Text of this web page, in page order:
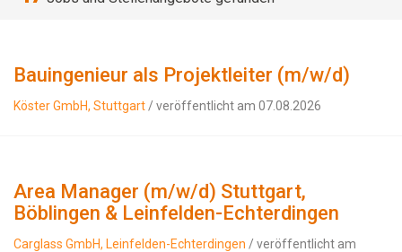
Bauingenieur als Projektleiter (m/w/d)
Köster GmbH, Stuttgart / veröffentlicht am 07.08.2026
Area Manager (m/w/d) Stuttgart,
Böblingen & Leinfelden-Echterdingen
Carglass GmbH, Leinfelden-Echterdingen / veröffentlicht am